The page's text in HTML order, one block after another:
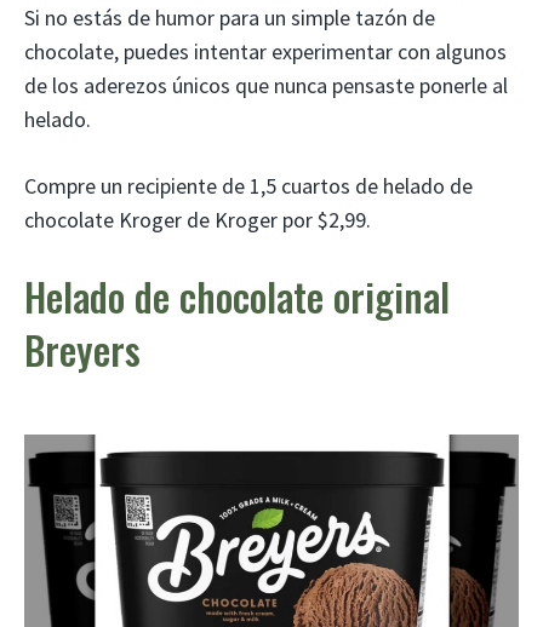
Si no estás de humor para un simple tazón de
chocolate, puedes intentar experimentar con algunos
de los aderezos únicos que nunca pensaste ponerle al
helado.
Compre un recipiente de 1,5 cuartos de helado de
chocolate Kroger de Kroger por $2,99.
Helado de chocolate original
Breyers